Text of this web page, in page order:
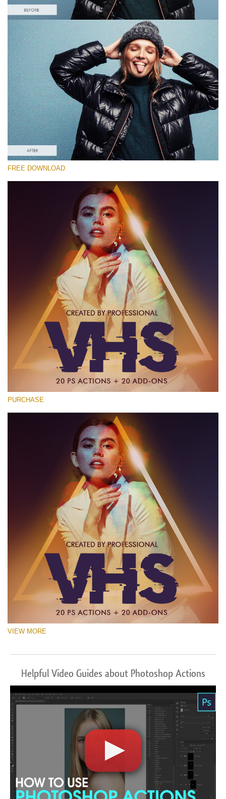
कृपया चुने
Free VHS Effect Photoshop Action #3
VHS Actions
Cinematic Complete
Entire Collection
FREE DOWNLOAD
PURCHASE
VIEW MORE
Helpful Video Guides about Photoshop Actions